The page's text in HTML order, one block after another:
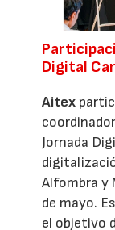
Digital
Aitex
Jornada
Alfombra y
de mayo.
el objetivo